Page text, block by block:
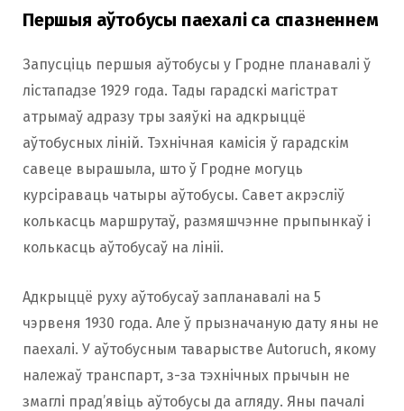
Першыя аўтобусы паехалі са спазненнем
Запусціць першыя аўтобусы у Гродне планавалі ў
лістападзе 1929 года. Тады гарадскі магістрат
атрымаў адразу тры заяўкі на адкрыццё
аўтобусных ліній. Тэхнічная камісія ў гарадскім
савеце вырашыла, што ў Гродне могуць
курсіраваць чатыры аўтобусы. Савет акрэсліў
колькасць маршрутаў, размяшчэнне прыпынкаў і
колькасць аўтобусаў на лініі.
Адкрыццё руху аўтобусаў запланавалі на 5
чэрвеня 1930 года. Але ў прызначаную дату яны не
паехалі. У аўтобусным таварыстве Autoruch, якому
належаў транспарт, з-за тэхнічных прычын не
змаглі прад’явіць аўтобусы да агляду. Яны пачалі